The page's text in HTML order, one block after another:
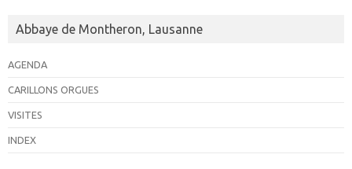
n
m
e
n
t
Abbaye de Montheron, Lausanne
AGENDA
CARILLONS ORGUES
VISITES
INDEX